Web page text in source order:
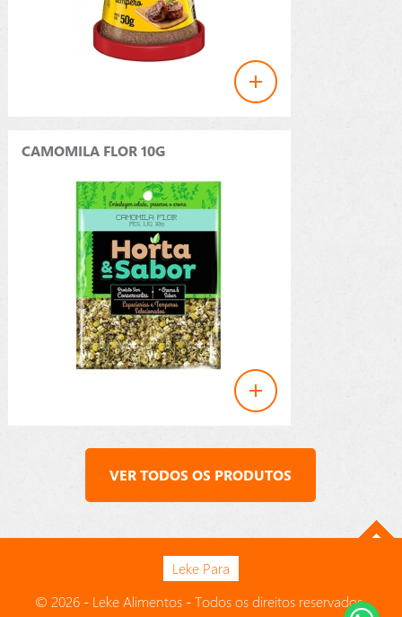
CAMOMILA FLOR 10G
VER TODOS OS PRODUTOS
Leke Para
© 2026 - Leke Alimentos - Todos os direitos reservados.